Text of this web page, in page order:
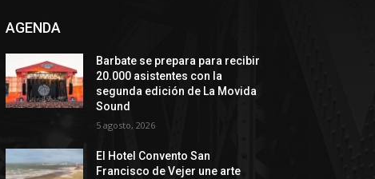
AGENDA
Barbate se prepara para recibir
20.000 asistentes con la
segunda edición de La Movida
Sound
5 agosto, 2026
El Hotel Convento San
Francisco de Vejer une arte